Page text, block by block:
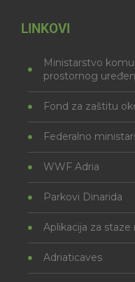
LINKOVI
Ministarstvo
prostornog
Fond za zaštitu
Federalno
WWF Adria
Parkovi Dinarida
Aplikacija za staze
Adriaticaves